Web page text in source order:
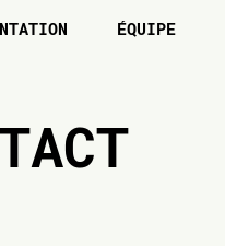
ÉQUIPE